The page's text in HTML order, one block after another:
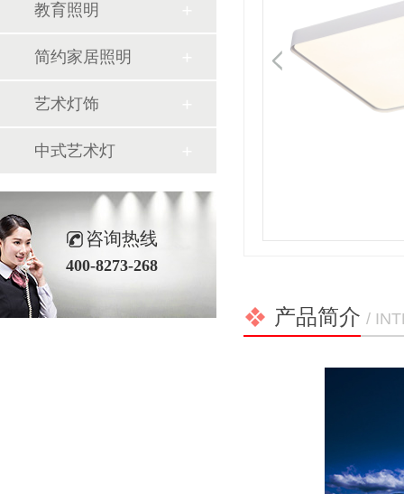
教育照明
简约家居照明
艺术灯饰
中式艺术灯
咨询热线
400-8273-268
产品简介 /